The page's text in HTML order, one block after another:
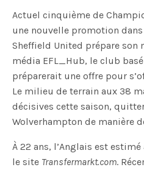
Actuel cinquième de
une nouvelle promotion
Sheffield United prépare son
média EFL_Hub, le club
préparerait une offre pour
Le milieu de terrain aux 38
décisives cette saison,
Wolverhampton de manière
À 22 ans, l’Anglais est
le site Transfermarkt.com.